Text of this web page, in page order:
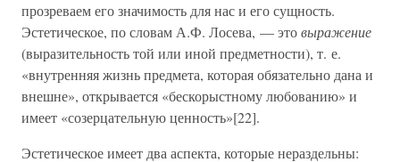
прозреваем его значимость для нас и его сущность.
Эстетическое, по словам А.Ф. Лосева, — этовыражение
(выразительность той или иной предметности), т. е.
«внутренняя жизнь предмета, которая обязательно дана и
внешне», открывается «бескорыстному любованию» и
имеет «созерцательную ценность»[22].
Эстетическое имеет два аспекта, которые нераздельны: